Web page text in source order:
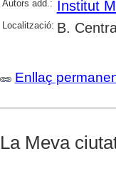
Autors add.: Institut
Localització: B.
Enllaç
La Meva